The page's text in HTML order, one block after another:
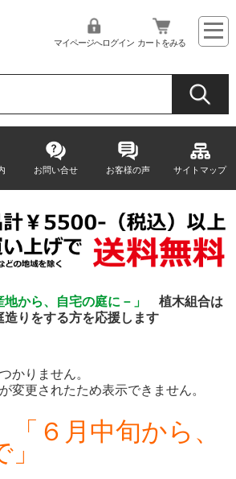
マイページへログイン カートをみる
お問い合せ お客様の声 サイトマップ
地から、自宅の庭に－」 植木組合は
造りをする方を応援します
かりません。
変更されたため表示できません。
６月中旬から、